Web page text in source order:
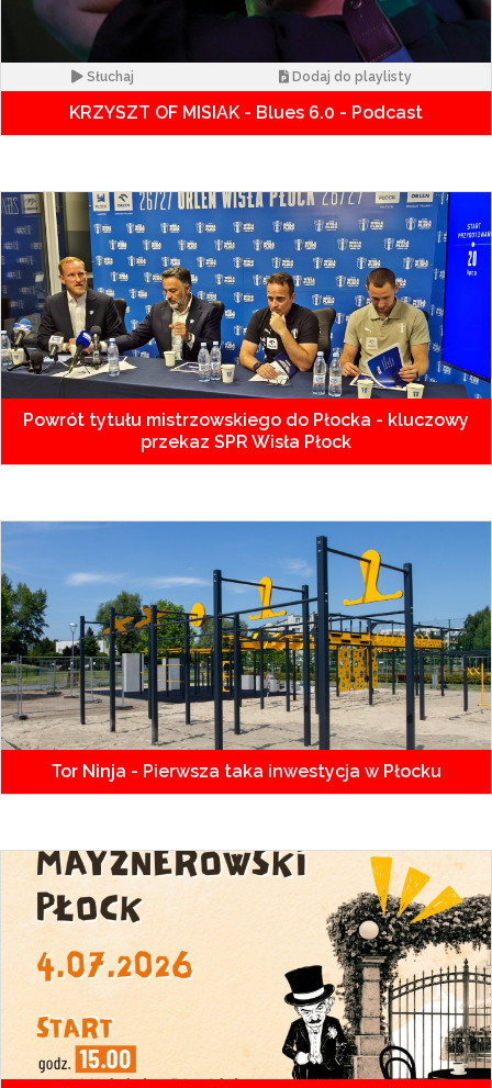
Słuchaj Dodaj do playlisty
KRZYSZT OF MISIAK - Blues 6.0 - Podcast
Powrót tytułu mistrzowskiego do Płocka - kluczowy
przekaz SPR Wisła Płock
Tor Ninja - Pierwsza taka inwestycja w Płocku